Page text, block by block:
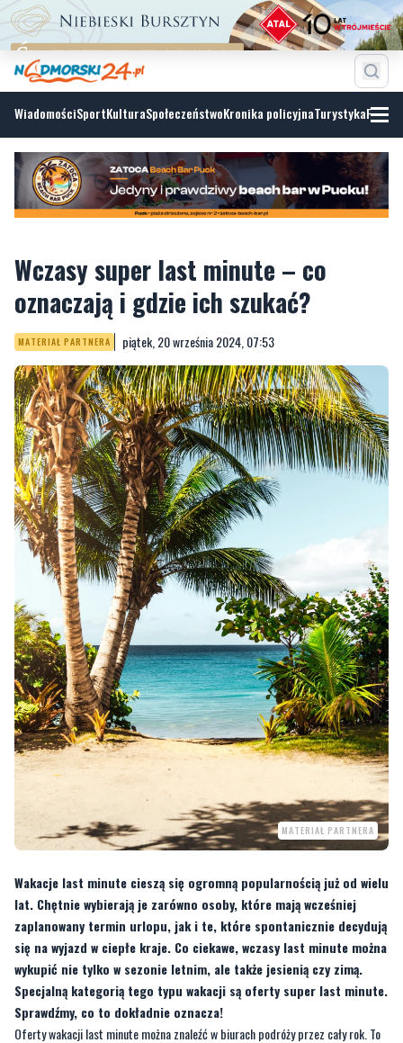
WiadomościSportKulturaSpołeczeństwoKronika policyjnaTurystyka
Wczasy super last minute – co
MATERIAŁ PARTNERA piątek, 20 września 2024, 07:53
MATERIAŁ PARTNERA
Wakacje last minute cieszą się ogromną popularnością już od wielu
lat. Chętnie wybierają je zarówno osoby, które mają wcześniej
się na wyjazd w ciepłe kraje. Co ciekawe, wczasy last minute można
wykupić nie tylko w sezonie letnim, ale także jesienią czy zimą.
Specjalną kategorią tego typu wakacji są oferty super last minute.
Sprawdźmy, co to dokładnie oznacza!
Oferty wakacji last minute można znaleźć w biurach podróży przez cały rok. To
opcja idealna dla osób elastycznych, które są gotowe w ciągu kilku lub
kilkunastu dni zdecydować się na urlop w konkretnym kraju. Jednak jeszcze
lepsze okazje można znaleźć w kategorii super last minute. Ten artykuł objaśni,